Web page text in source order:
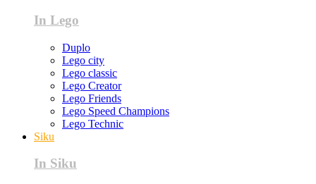
In Lego
Duplo
Lego city
Lego classic
Lego Creator
Lego Friends
Lego Speed Champions
Lego Technic
Siku
In Siku